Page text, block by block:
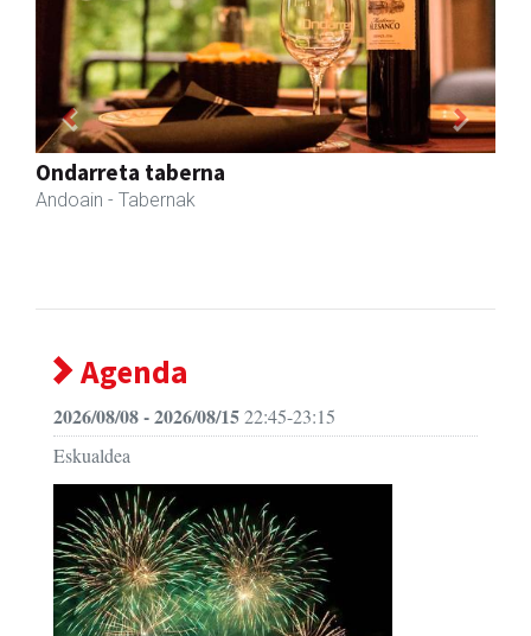
Joseba altzariak
Andoain - Altzariak
Previous Next
Agenda
2026/08/08 - 2026/08/1522:45-23:15
Eskualdea